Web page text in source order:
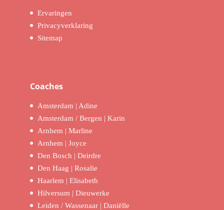
Ervaringen
Privacyverklaring
Sitemap
Coaches
Amsterdam | Adine
Amsterdam / Bergen | Karin
Arnhem | Marline
Arnhem | Joyce
Den Bosch | Deirdre
Den Haag | Rosalie
Haarlem | Elisabeth
Hilversum | Dieuwerke
Leiden / Wassenaar | Daniëlle